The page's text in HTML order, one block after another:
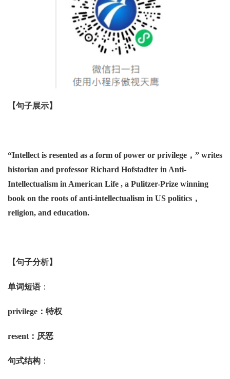
【句子展示】
“Intellect is resented as a form of power or privilege ，” writes
historian and professor Richard Hofstadter in Anti-
Intellectualism in American Life , a Pulitzer-Prize winning
book on the roots of anti-intellectualism in US politics ，
religion, and education.
【句子分析】
单词短语：
privilege：特权
resent ：厌恶
句式结构 ：